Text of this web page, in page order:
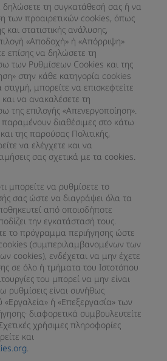
δηλώσετε τη συγκατάθεσή σας ή να
των προαιρετικών cookies, όπως
στατιστικής ανάλυσης,
«Αποδοχή» ή «Απόρριψη»
επίσης να δηλώσετε τη
των Ρυθμίσεων Cookies και της
στην κάθε κατηγορία cookies
μπορείτε να επισκεφτείτε
και να ανακαλέσετε τη
της επιλογής «Απενεργοποίηση».
παραμένουν διαθέσιμες στο κάτω
της παρούσας Πολιτικής,
να ελέγχετε και να
σας σχετικά με τα cookies.
μπορείτε να ρυθμίσετε το
σας ώστε να διαγράψει όλα τα
από οποιοδήποτε
την εγκατάστασή τους.
το πρόγραμμα περιήγησης ώστε
(συμπεριλαμβανομένων των
cookies), ενδέχεται να μην έχετε
σε όλο ή τμήματα του Ιστοτόπου
του μπορεί να μην είναι
ρυθμίσεις είναι συνήθως
«Εργαλεία» ή «Επεξεργασία» των
διαφορετικά συμβουλευτείτε
χρήσιμες πληροφορίες
και
.